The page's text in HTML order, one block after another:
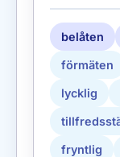
belåten
förmäten
lycklig
fryntlig